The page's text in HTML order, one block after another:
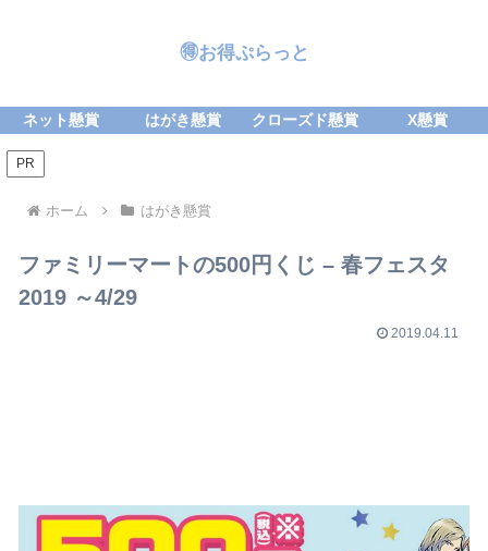
🉐お得ぷらっと
ネット懸賞 はがき懸賞 クローズド懸賞 X懸賞
PR
ホーム はがき懸賞
ファミリーマートの500円くじ – 春フェスタ
2019 ～4/29
2019.04.11